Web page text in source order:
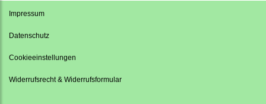
Impressum
Datenschutz
Cookieeinstellungen
Widerrufsrecht & Widerrufsformular